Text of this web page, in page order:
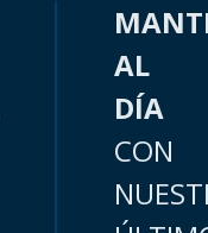
AL
DÍA
CON